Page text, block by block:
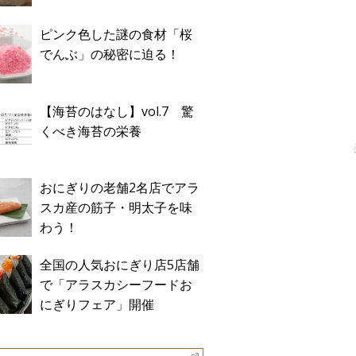
ピンク色した謎の食材「桜
でんぶ」の秘密に迫る！
【海苔のはなし】vol.7 驚
くべき海苔の栄養
おにぎりの老舗2名店でアラ
スカ産の筋子・明太子を味
わう！
全国の人気おにぎり店5店舗
で「アラスカシーフードお
にぎりフェア」開催